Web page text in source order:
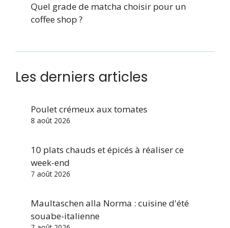
Quel grade de matcha choisir pour un
coffee shop ?
Les derniers articles
Poulet crémeux aux tomates
8 août 2026
10 plats chauds et épicés à réaliser ce
week-end
7 août 2026
Maultaschen alla Norma : cuisine d'été
souabe-italienne